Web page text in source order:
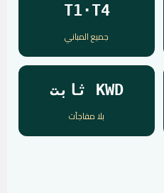
T1·T4
جميع المباني
KWD ثابت
بلا مفاجآت